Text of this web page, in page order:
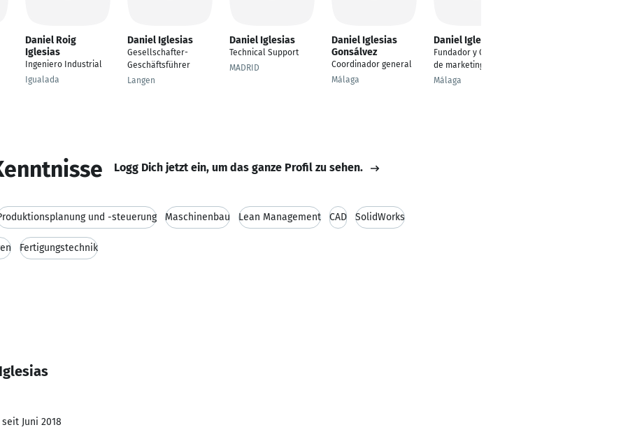
Daniel Roig
Iglesias
Ingeniero Industrial
Igualada
Daniel Iglesias
Gesellschafter-
Geschäftsführer
Langen
Daniel Iglesias
Technical Support
MADRID
Daniel Iglesias
Gonsálvez
Coordinador general
Málaga
Daniel Iglesias Gil
Fundador y Consultor
de marketing online
Málaga
Logg Dich jetzt ein, um das ganze Profil zu sehen.
und -steuerung Maschinenbau Lean Management CAD SolidWorks
Fertigungstechnik
Juni 2018